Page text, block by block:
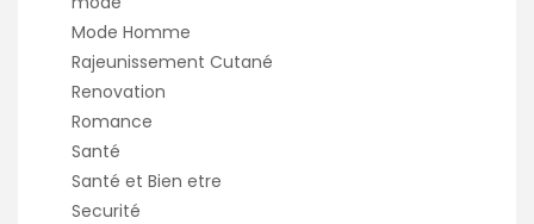
Mode Homme
Rajeunissement Cutané
Renovation
Romance
Santé
Santé et Bien etre
Securité